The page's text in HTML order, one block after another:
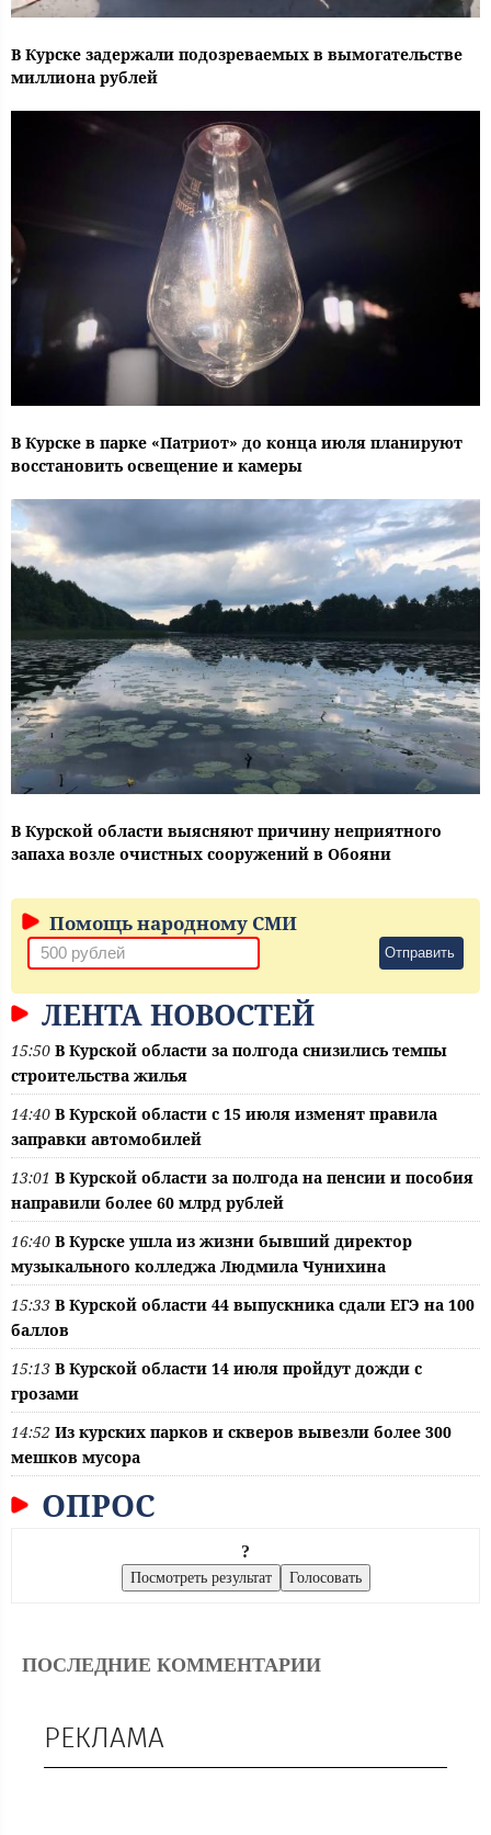
В Курске задержали подозреваемых в вымогательстве
миллиона рублей
В Курске в парке «Патриот» до конца июля планируют
восстановить освещение и камеры
В Курской области выясняют причину неприятного
запаха возле очистных сооружений в Обояни
Помощь народному СМИ
Отправить
ЛЕНТА НОВОСТЕЙ
15:50 В Курской области за полгода снизились темпы
строительства жилья
14:40 В Курской области с 15 июля изменят правила
заправки автомобилей
13:01 В Курской области за полгода на пенсии и пособия
направили более 60 млрд рублей
16:40 В Курске ушла из жизни бывший директор
музыкального колледжа Людмила Чунихина
15:33 В Курской области 44 выпускника сдали ЕГЭ на 100
баллов
15:13 В Курской области 14 июля пройдут дожди с
грозами
14:52 Из курских парков и скверов вывезли более 300
мешков мусора
ОПРОС
?
ПОСЛЕДНИЕ КОММЕНТАРИИ
РЕКЛАМА